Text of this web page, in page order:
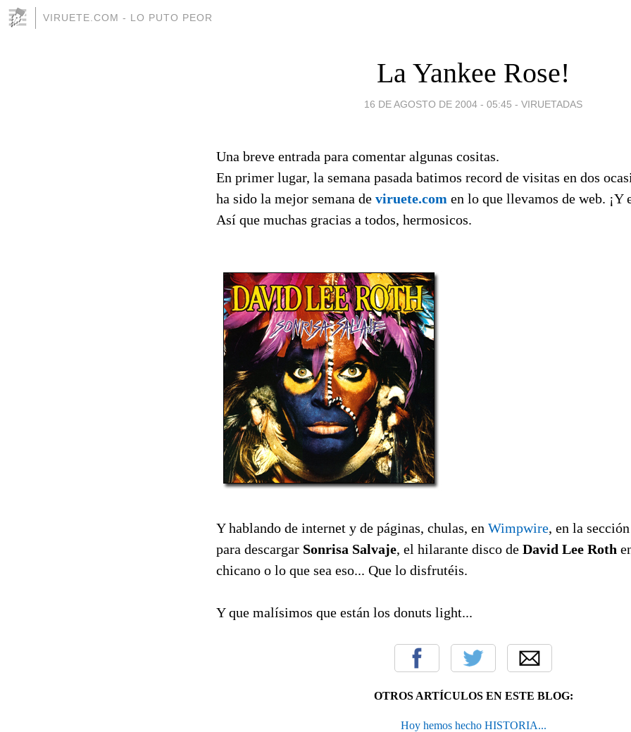
VIRUETE.COM - LO PUTO PEOR
La Yankee Rose!
16 DE AGOSTO DE 2004 - 05:45 - VIRUETADAS
Una breve entrada para comentar algunas cositas.
En primer lugar, la semana pasada batimos record de visitas en dos
ha sido la mejor semana de viruete.com en lo que llevamos de web. ¡Y
Así que muchas gracias a todos, hermosicos.
Y hablando de internet y de páginas, chulas, en Wimpwire, en la
para descargar Sonrisa Salvaje, el hilarante disco de David Lee Roth
chicano o lo que sea eso... Que lo disfrutéis.
Y que malísimos que están los donuts light...
OTROS ARTÍCULOS EN ESTE BLOG:
Hoy hemos hecho HISTORIA...